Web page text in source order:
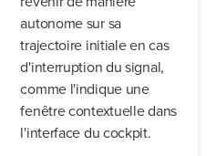
autonome sur sa
trajectoire initiale en cas
d'interruption du signal,
comme l'indique une
fenêtre contextuelle dans
l'interface du cockpit.